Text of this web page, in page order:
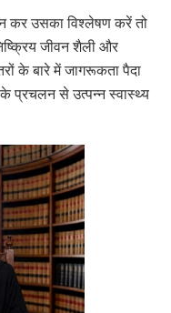
कर उसका विश्लेषण करें तो
जीवन शैली और
के बारे में जागरूकता पैदा
प्रचलन से उत्पन्न स्वास्थ्य